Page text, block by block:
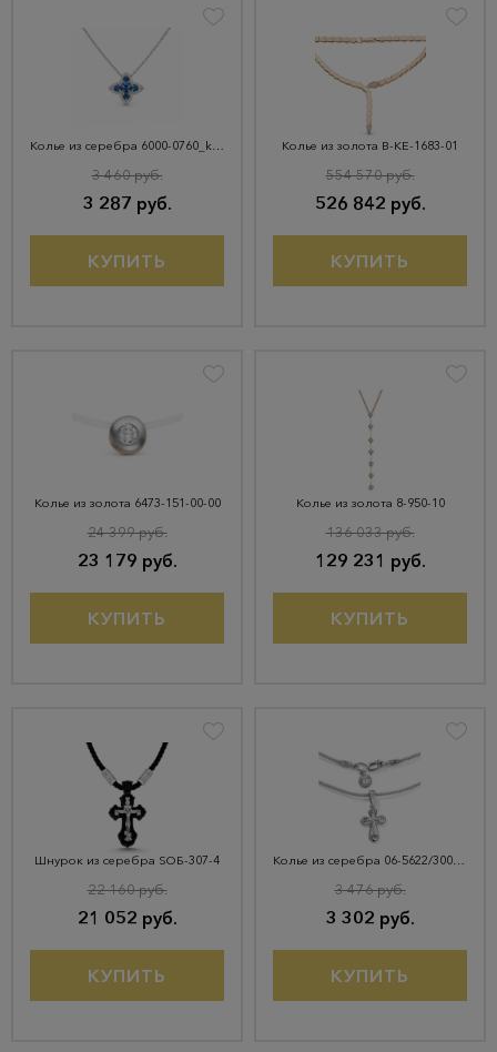
Колье из серебра 6000-0760_krist-704
3 287 руб.
3 460 руб.
КУПИТЬ
Колье из золота В-КЕ-1683-01
526 842 руб.
554 570 руб.
КУПИТЬ
Колье из золота 6473-151-00-00
23 179 руб.
24 399 руб.
КУПИТЬ
Колье из золота 8-950-10
129 231 руб.
136 033 руб.
КУПИТЬ
Шнурок из серебра SОБ-307-4
21 052 руб.
22 160 руб.
КУПИТЬ
Колье из серебра 06-5622/300Б-00
3 302 руб.
3 476 руб.
КУПИТЬ